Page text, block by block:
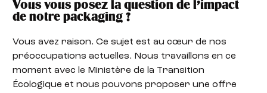
Vous vous posez la question de l’impact
de notre packaging ?
Vous avez raison. Ce sujet est au cœur de nos
préoccupations actuelles. Nous travaillons en ce
moment avec le Ministère de la Transition
Écologique et nous pouvons proposer une offre